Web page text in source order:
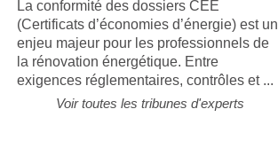
La conformité des dossiers CEE
(Certificats d’économies d’énergie) est un
enjeu majeur pour les professionnels de
la rénovation énergétique. Entre
exigences réglementaires, contrôles et ...
Voir toutes les tribunes d'experts